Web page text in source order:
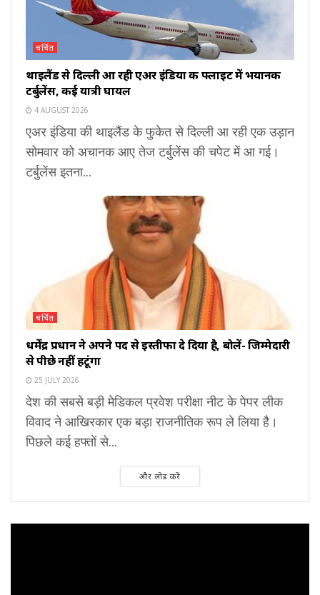
चर्चित
थाइलैंड से दिल्ली आ रही एअर इंडिया की फ्लाइट में भयानक
टर्बुलेंस, कई यात्री घायल
4 AUGUST 2026
एअर इंडिया की थाइलैंड के फुकेत से दिल्ली आ रही एक उड़ान
सोमवार को अचानक आए तेज टर्बुलेंस की चपेट में आ गई।
टर्बुलेंस इतना...
चर्चित
धर्मेंद्र प्रधान ने अपने पद से इस्तीफा दे दिया है, बोलें- जिम्मेदारी
से पीछे नहीं हटूंगा
25 JULY 2026
देश की सबसे बड़ी मेडिकल प्रवेश परीक्षा नीट के पेपर लीक
विवाद ने आखिरकार एक बड़ा राजनीतिक रूप ले लिया है।
पिछले कई हफ्तों से...
और लोड करें